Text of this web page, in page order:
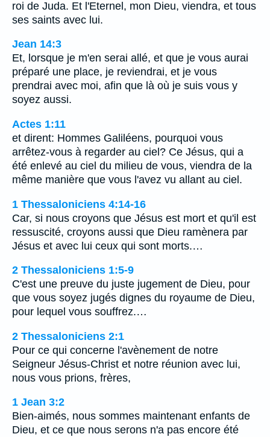
roi de Juda. Et l'Eternel, mon Dieu, viendra, et tous
ses saints avec lui.
Jean 14:3
Et, lorsque je m'en serai allé, et que je vous aurai
préparé une place, je reviendrai, et je vous
prendrai avec moi, afin que là où je suis vous y
soyez aussi.
Actes 1:11
et dirent: Hommes Galiléens, pourquoi vous
arrêtez-vous à regarder au ciel? Ce Jésus, qui a
été enlevé au ciel du milieu de vous, viendra de la
même manière que vous l'avez vu allant au ciel.
1 Thessaloniciens 4:14-16
Car, si nous croyons que Jésus est mort et qu'il est
ressuscité, croyons aussi que Dieu ramènera par
Jésus et avec lui ceux qui sont morts.…
2 Thessaloniciens 1:5-9
C'est une preuve du juste jugement de Dieu, pour
que vous soyez jugés dignes du royaume de Dieu,
pour lequel vous souffrez.…
2 Thessaloniciens 2:1
Pour ce qui concerne l'avènement de notre
Seigneur Jésus-Christ et notre réunion avec lui,
nous vous prions, frères,
1 Jean 3:2
Bien-aimés, nous sommes maintenant enfants de
Dieu, et ce que nous serons n'a pas encore été